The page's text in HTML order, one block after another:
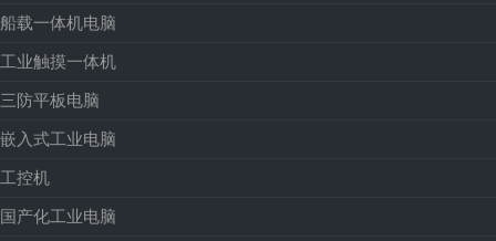
船载一体机电脑
工业触摸一体机
三防平板电脑
嵌入式工业电脑
工控机
国产化工业电脑